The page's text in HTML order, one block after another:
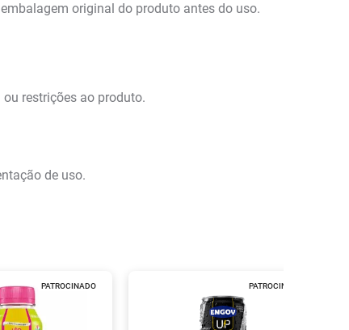
original do produto antes do uso.
restrições ao produto.
de uso.
PATROCINADO PATROCINADO